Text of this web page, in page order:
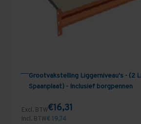
Grootvakstelling Liggerniveau's - (2
Spaanplaat) - Inclusief borgpennen
Excl. BTW€16,31
Incl. BTW€ 19,74